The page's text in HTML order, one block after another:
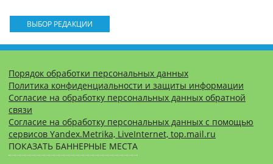
ВЫБОР РЕДАКЦИИ
Порядок обработки персональных данных
Политика конфиденциальности и защиты информации
Согласие на обработку персональных данных обратной
связи
Согласие на обработку персональных данных с помощью
сервисов Yandex.Metrika, LiveInternet, top.mail.ru
ПОКАЗАТЬ БАННЕРНЫЕ МЕСТА